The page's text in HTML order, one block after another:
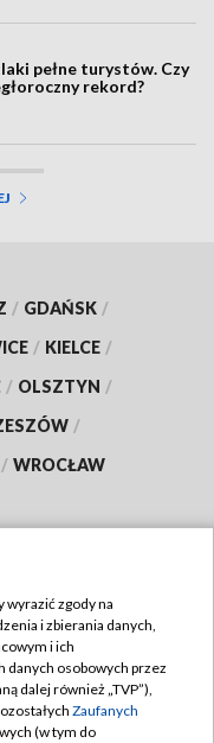
pełne turystów. Czy
rekord?
/ GDAŃSK /
/ KIELCE /
/ OLSZTYN /
/
/ WROCŁAW
wyrazić zgody na
i zbierania danych,
i ich
danych osobowych przez
dalej również „TVP”),
Zaufanych
(w tym do